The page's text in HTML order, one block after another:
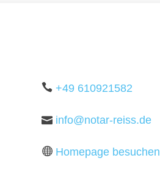
+49 610921582
info@notar-reiss.de
Homepage besuchen